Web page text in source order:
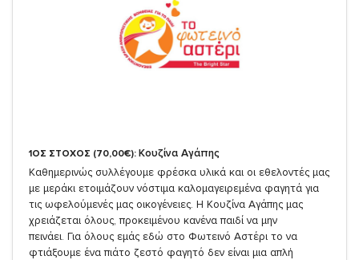
1ΟΣ ΣΤΟΧΟΣ (70,00€): Κουζίνα Αγάπης
Καθημερινώς συλλέγουμε φρέσκα υλικά και οι εθελοντές μας
με μεράκι ετοιμάζουν νόστιμα καλομαγειρεμένα φαγητά για
τις ωφελούμενές μας οικογένειες. Η Κουζίνα Αγάπης μας
χρειάζεται όλους, προκειμένου κανένα παιδί να μην
πεινάει. Για όλους εμάς εδώ στο Φωτεινό Αστέρι το να
φτιάξουμε ένα πιάτο ζεστό φαγητό δεν είναι μια απλή